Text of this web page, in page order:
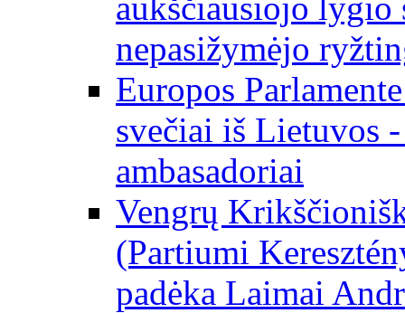
nepasižymėjo
Europos
svečiai iš Lietuvos
ambasadoriai
Vengrų
(Partiumi
padėka Laimai